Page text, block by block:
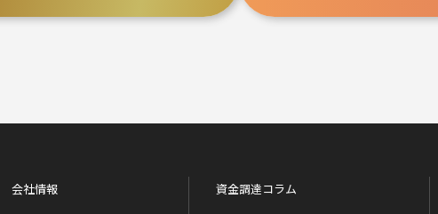
会社情報 資金調達コラム